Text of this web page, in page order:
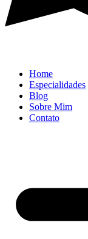
Home
Especialidades
Blog
Sobre Mim
Contato